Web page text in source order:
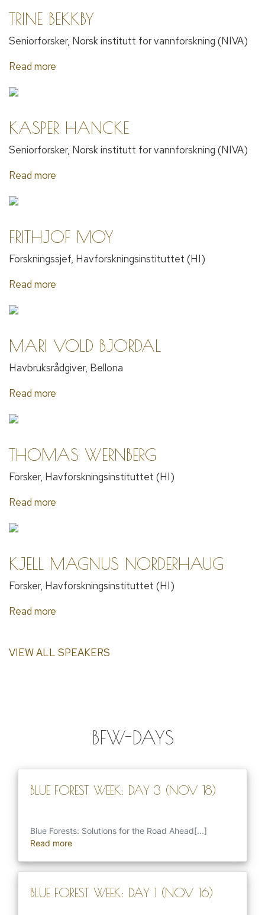
TRINE BEKKBY
Seniorforsker, Norsk institutt for vannforskning (NIVA)
Read more
KASPER HANCKE
Seniorforsker, Norsk institutt for vannforskning (NIVA)
Read more
FRITHJOF MOY
Forskningssjef, Havforskningsinstituttet (HI)
Read more
MARI VOLD BJORDAL
Havbruksrådgiver, Bellona
Read more
THOMAS WERNBERG
Forsker, Havforskningsinstituttet (HI)
Read more
KJELL MAGNUS NORDERHAUG
Forsker, Havforskningsinstituttet (HI)
Read more
VIEW ALL SPEAKERS
BFW-DAYS
BLUE FOREST WEEK: DAY 3 (NOV 18)
Blue Forests: Solutions for the Road Ahead[...]
Read more
BLUE FOREST WEEK: DAY 1 (NOV 16)